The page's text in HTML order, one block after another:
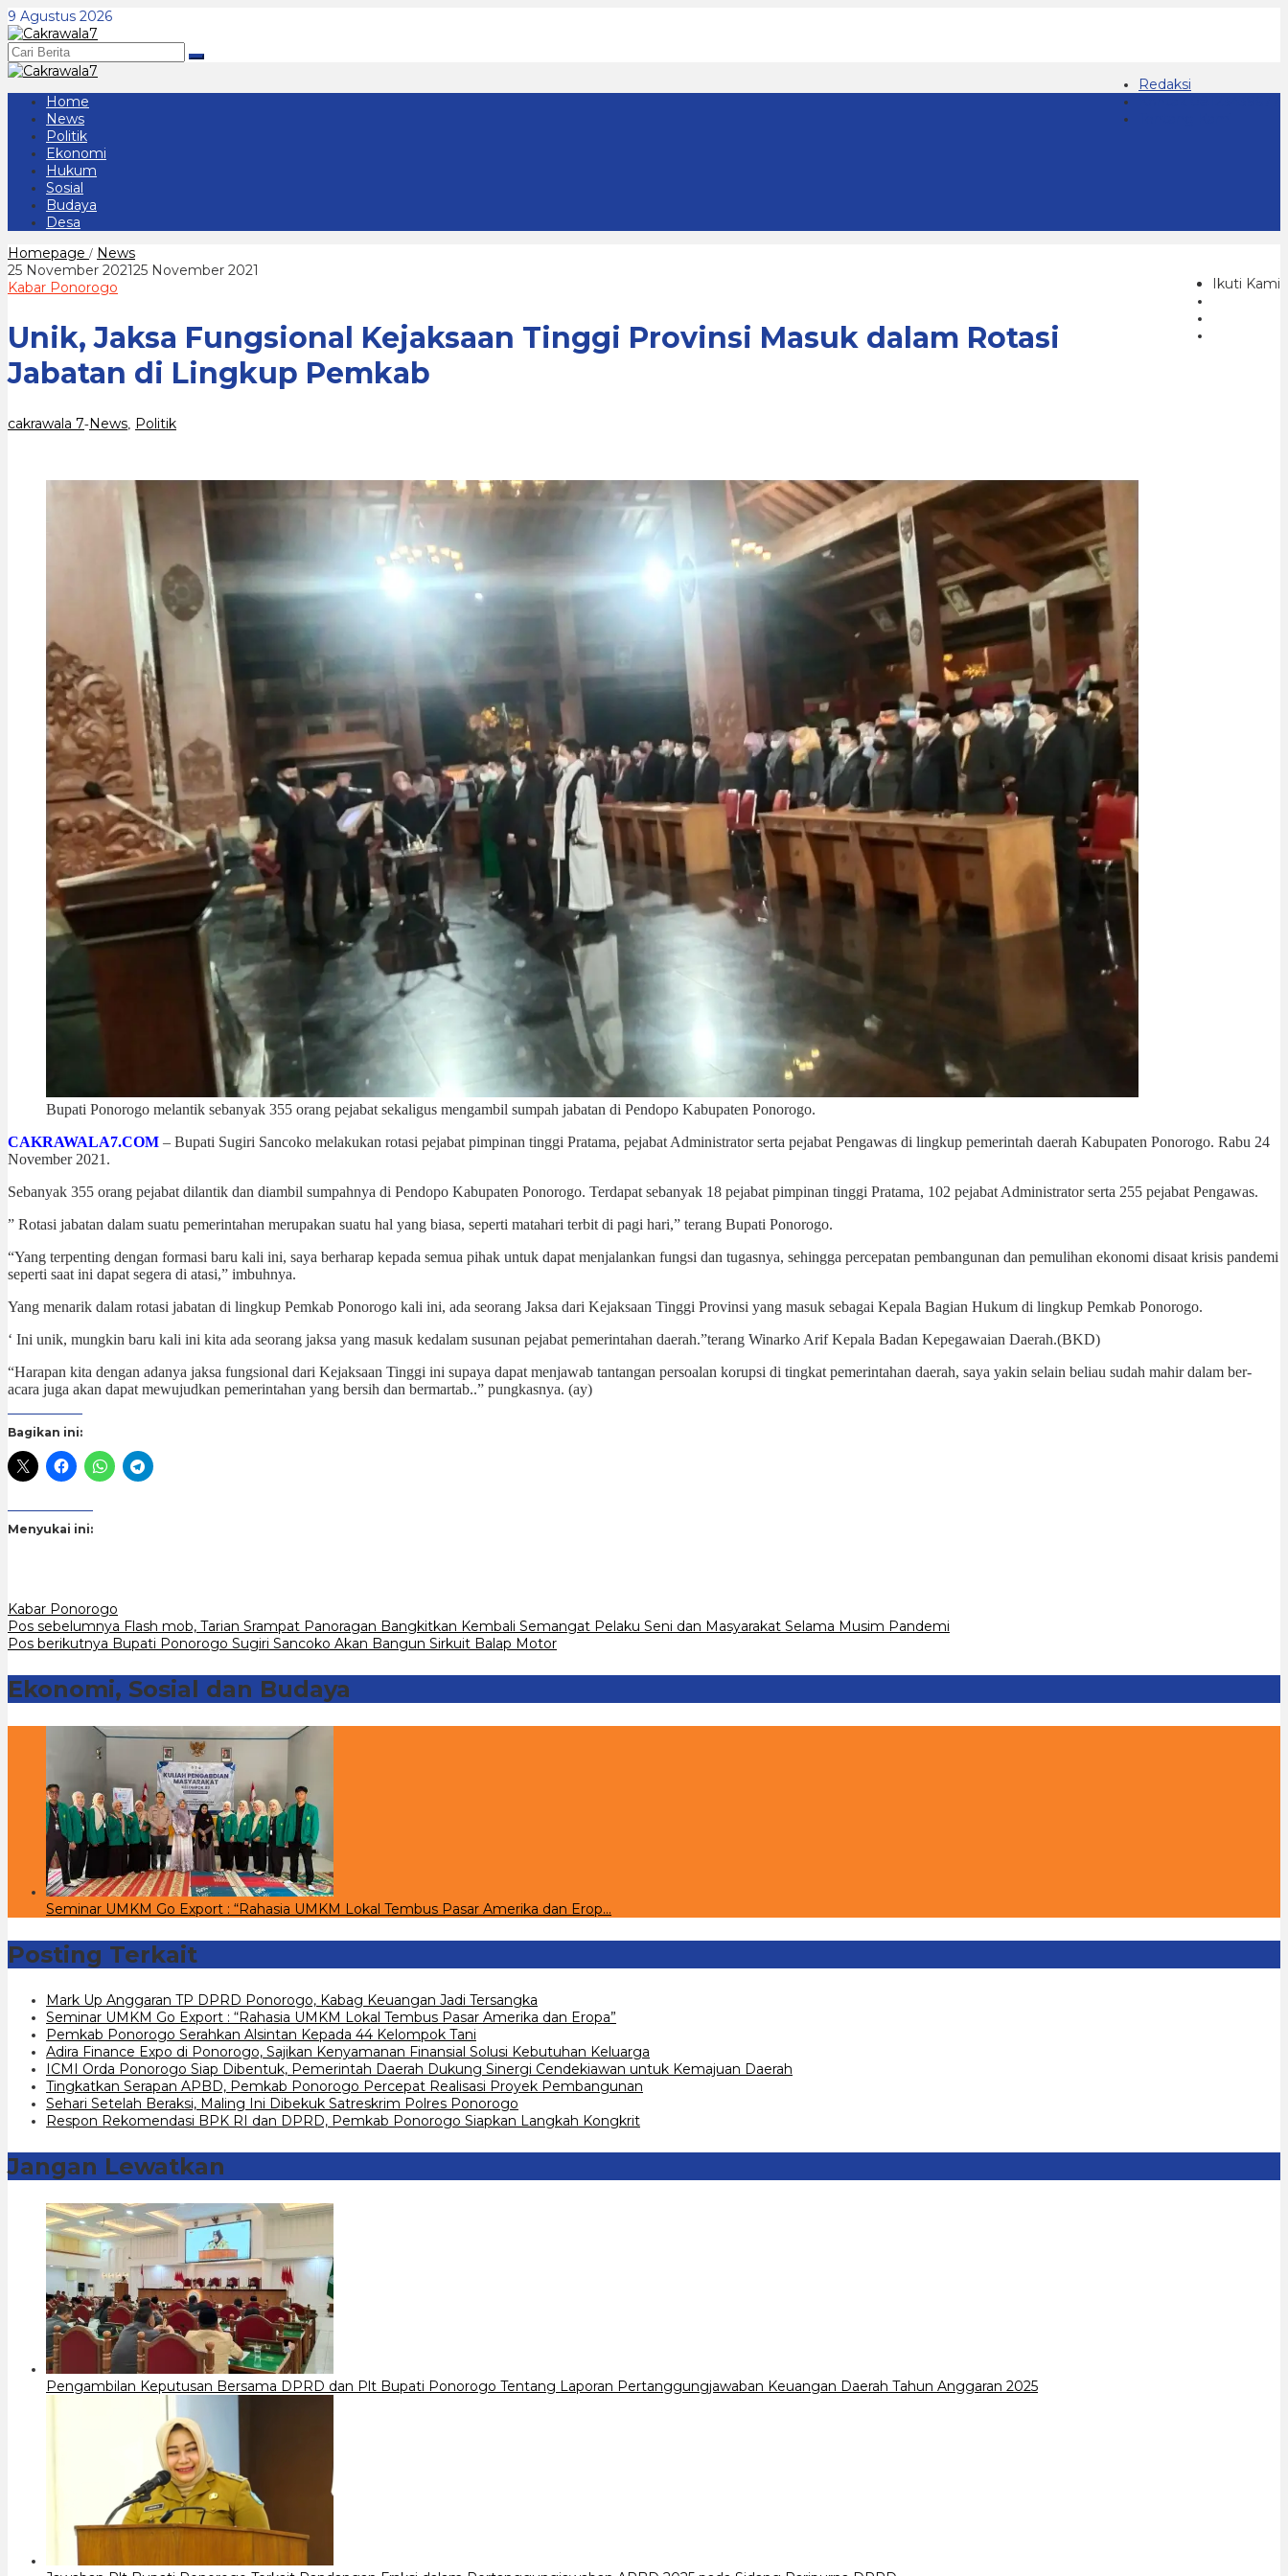
Lewati
ke
konten
9 Agustus 2026
Redaksi
Home
News
Politik
Ekonomi
Hukum
Sosial
Budaya
Desa
Homepage / NewsUnik,
Jaksa
Masuk
dalam
Rotasi
Lingkup
Pemkab
Ikuti Kami
25 November 202125 November 2021
Kabar Ponorogo
Unik, Jaksa Fungsional Kejaksaan Tinggi Provinsi Masuk dalam Rotasi
Jabatan di Lingkup Pemkab
cakrawala 7-News Politik
Bupati Ponorogo melantik sebanyak 355 orang pejabat sekaligus mengambil sumpah jabatan di Pendopo Kabupaten Ponorogo.
CAKRAWALA7.COM – Bupati Sugiri Sancoko melakukan rotasi pejabat pimpinan tinggi Pratama, pejabat Administrator serta pejabat Pengawas di lingkup pemerintah daerah Kabupaten Ponorogo. Rabu 24
November 2021.
Sebanyak 355 orang pejabat dilantik dan diambil sumpahnya di Pendopo Kabupaten Ponorogo. Terdapat sebanyak 18 pejabat pimpinan tinggi Pratama, 102 pejabat Administrator serta 255 pejabat Pengawas.
” Rotasi jabatan dalam suatu pemerintahan merupakan suatu hal yang biasa, seperti matahari terbit di pagi hari,” terang Bupati Ponorogo.
“Yang terpenting dengan formasi baru kali ini, saya berharap kepada semua pihak untuk dapat menjalankan fungsi dan tugasnya, sehingga percepatan pembangunan dan pemulihan ekonomi disaat krisis pandemi
seperti saat ini dapat segera di atasi,” imbuhnya.
Yang menarik dalam rotasi jabatan di lingkup Pemkab Ponorogo kali ini, ada seorang Jaksa dari Kejaksaan Tinggi Provinsi yang masuk sebagai Kepala Bagian Hukum di lingkup Pemkab Ponorogo.
‘ Ini unik, mungkin baru kali ini kita ada seorang jaksa yang masuk kedalam susunan pejabat pemerintahan daerah.”terang Winarko Arif Kepala Badan Kepegawaian Daerah.(BKD)
“Harapan kita dengan adanya jaksa fungsional dari Kejaksaan Tinggi ini supaya dapat menjawab tantangan persoalan korupsi di tingkat pemerintahan daerah, saya yakin selain beliau sudah mahir dalam ber-
acara juga akan dapat mewujudkan pemerintahan yang bersih dan bermartab..” pungkasnya. (ay)
Bagikan ini:
Menyukai ini:
Kabar Ponorogo
Navigasi
Pos sebelumnya Flash mob, Tarian Srampat Panoragan Bangkitkan Kembali Semangat Pelaku Seni dan Masyarakat Selama Musim Pandemi
Pos berikutnya Bupati Ponorogo Sugiri Sancoko Akan Bangun Sirkuit Balap Motor
Ekonomi, Sosial dan Budaya
Seminar UMKM Go Export : “Rahasia UMKM Lokal Tembus Pasar Amerika dan Erop…
Posting Terkait
Mark Up Anggaran TP DPRD Ponorogo, Kabag Keuangan Jadi Tersangka
Seminar UMKM Go Export : “Rahasia UMKM Lokal Tembus Pasar Amerika dan Eropa”
Pemkab Ponorogo Serahkan Alsintan Kepada 44 Kelompok Tani
Adira Finance Expo di Ponorogo, Sajikan Kenyamanan Finansial Solusi Kebutuhan Keluarga
ICMI Orda Ponorogo Siap Dibentuk, Pemerintah Daerah Dukung Sinergi Cendekiawan untuk Kemajuan Daerah
Tingkatkan Serapan APBD, Pemkab Ponorogo Percepat Realisasi Proyek Pembangunan
Sehari Setelah Beraksi, Maling Ini Dibekuk Satreskrim Polres Ponorogo
Respon Rekomendasi BPK RI dan DPRD, Pemkab Ponorogo Siapkan Langkah Kongkrit
Jangan Lewatkan
Pengambilan Keputusan Bersama DPRD dan Plt Bupati Ponorogo Tentang Laporan Pertanggungjawaban Keuangan Daerah Tahun Anggaran 2025